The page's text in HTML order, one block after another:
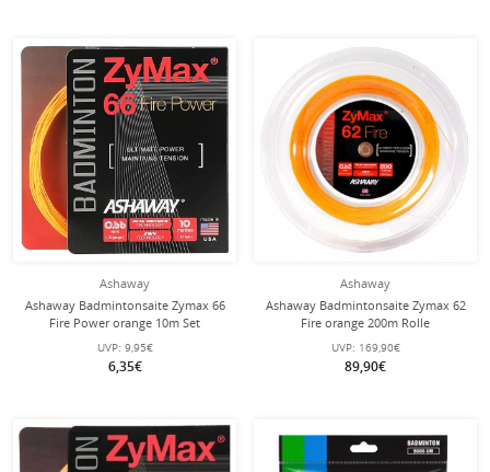
Ashaway
Ashaway Badmintonsaite Zymax 66
Fire Power orange 10m Set
UVP: 9,95€
6,35€
Ashaway
Ashaway Badmintonsaite Zymax 62
Fire orange 200m Rolle
UVP: 169,90€
89,90€